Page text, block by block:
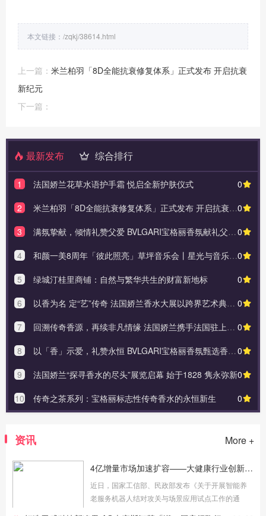
本文链接： /zqkj/38614.html
上一篇： 米兰柏羽「8D全能抗衰修复体系」正式发布 开启抗衰
新纪元
下一篇：
最新发布 综合排行
0
1
法国娇兰花草水语护手霜 悦启全新护肤仪式
0
2
米兰柏羽「8D全能抗衰修复体系」正式发布 开启抗衰新纪元
0
3
满氛挚献，倾情礼赞父爱 BVLGARI宝格丽香氛献礼父亲节
0
4
和颜一美8周年「彼此照亮」草坪音乐会丨星光与音乐交织的璀璨之夜
0
5
绿城汀桂里商铺：自然与繁华共生的财富新地标
0
6
以香为名 定“艺”传奇 法国娇兰香水大展以跨界艺术典藏嗅觉奢华
0
7
回溯传奇香源，再续非凡情缘 法国娇兰携手法国驻上海总领事馆展开“非凡对话”
0
8
以「香」示爱，礼赞永恒 BVLGARI宝格丽香氛甄选香作致礼520
0
9
法国娇兰“探寻香水的尽头”展览启幕 始于1828 隽永弥新
0
10 传奇之茶系列：宝格丽标志性传奇香水的永恒新生
资讯 More +
4亿增量市场加速扩容——大健康行业创新尝试！
近日，国家工信部、民政部发布《关于开展智能养
老服务机器人结对攻关与场景应用试点工作的通